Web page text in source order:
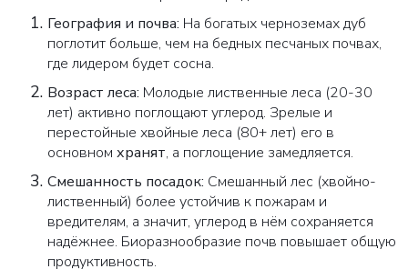
География и почва: На богатых черноземах дуб
поглотит больше, чем на бедных песчаных почвах,
где лидером будет сосна.
Возраст леса: Молодые лиственные леса (20-30
лет) активно поглощают углерод. Зрелые и
перестойные хвойные леса (80+ лет) его в
основном хранят, а поглощение замедляется.
Смешанность посадок: Смешанный лес (хвойно-
лиственный) более устойчив к пожарам и
вредителям, а значит, углерод в нём сохраняется
надёжнее. Биоразнообразие почв повышает общую
продуктивность.